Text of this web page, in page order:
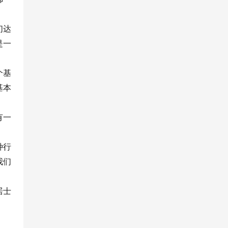
达
一
基
本
一
行
们
士